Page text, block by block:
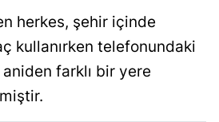
Balıkesir
Bilecik
herkes, şehir içinde
kullanırken telefonundaki
aniden farklı bir yere